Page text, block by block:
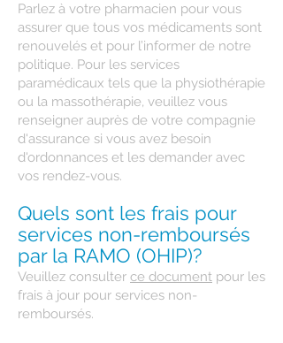
Parlez à votre pharmacien pour vous
assurer que tous vos médicaments sont
renouvelés et pour l’informer de notre
politique. Pour les services
paramédicaux tels que la physiothérapie
ou la massothérapie, veuillez vous
renseigner auprès de votre compagnie
d'assurance si vous avez besoin
d'ordonnances et les demander avec
vos rendez-vous.
Quels sont les frais pour
services non-remboursés
par la RAMO (OHIP)?
Veuillez consulter ce document pour les
frais à jour pour services non-
remboursés.